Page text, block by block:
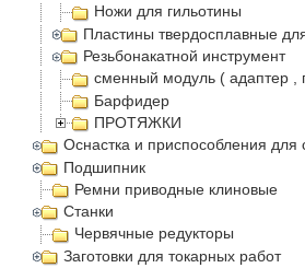
Ножи для гильотины
Пластины твердосплавные
Резьбонакатной инструмент
сменный модуль ( адаптер ,
Барфидер
ПРОТЯЖКИ
Оснастка и приспособления для
Подшипник
Ремни приводные клиновые
Станки
Червячные редукторы
Заготовки для токарных работ